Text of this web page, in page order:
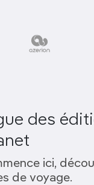
des
ici,
de voyage.